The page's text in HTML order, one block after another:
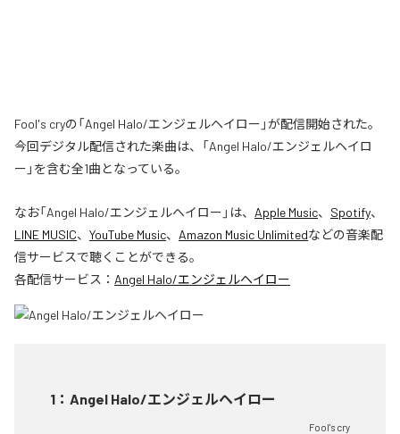
Fool's cryの「Angel Halo/エンジェルヘイロー」が配信開始された。
今回デジタル配信された楽曲は、「Angel Halo/エンジェルヘイロ
ー」を含む全1曲となっている。
なお「Angel Halo/エンジェルヘイロー 」は、 Apple Music、 Spotify、
LINE MUSIC、 YouTube Music、 Amazon Music Unlimitedなどの音楽配
信サービスで聴くことができる。
各配信サービス： Angel Halo/エンジェルヘイロー
1 ： Angel Halo/エンジェルヘイロー
Fool's cry